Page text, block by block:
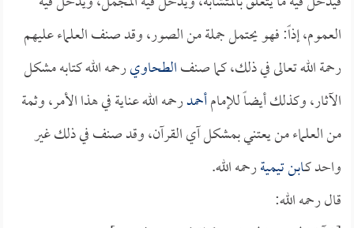
العموم، إذاً: فهو يحتمل جملة من الصور، وقد صنف العلماء عليهم
رحمة الله تعالى في ذلك، كما صنفالطحاويرحمه الله كتابه مشكل
الآثار، وكذلك أيضاً للإمامأحمدرحمه الله عناية في هذا الأمر، وثمة
من العلماء من يعتني بمشكل آي القرآن، وقد صنف في ذلك غير
واحد كـابن تيميةرحمه الله.
قال رحمه الله: